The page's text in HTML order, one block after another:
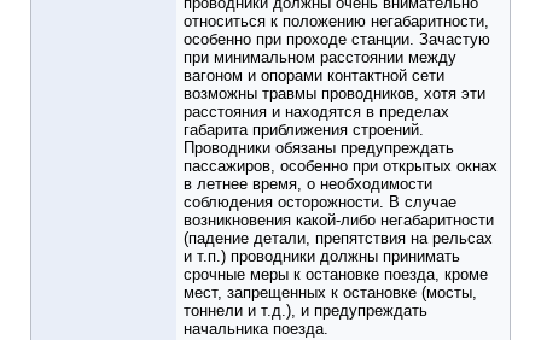
относиться к положению негабаритности,
особенно при проходе станции. Зачастую
при минимальном расстоянии между
вагоном и опорами контактной сети
возможны травмы проводников, хотя эти
расстояния и находятся в пределах
габарита приближения строений.
Проводники обязаны предупреждать
пассажиров, особенно при открытых окнах
в летнее время, о необходимости
соблюдения осторожности. В случае
возникновения какой-либо негабаритности
(падение детали, препятствия на рельсах
и т.п.) проводники должны принимать
срочные меры к остановке поезда, кроме
мест, запрещенных к остановке (мосты,
тоннели и т.д.), и предупреждать
начальника поезда.